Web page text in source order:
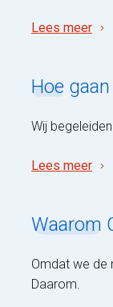
Lees meer
Hoe
Wij
Lees meer
Waarom
Omdat we de
Daarom.